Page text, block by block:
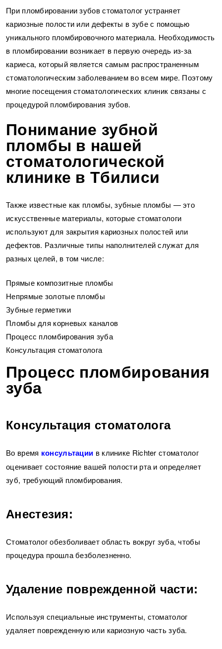
При пломбировании зубов стоматолог устраняет
кариозные полости или дефекты в зубе с помощью
уникального пломбировочного материала. Необходимость
в пломбировании возникает в первую очередь из-за
кариеса, который является самым распространенным
стоматологическим заболеванием во всем мире. Поэтому
многие посещения стоматологических клиник связаны с
процедурой пломбирования зубов.
Понимание зубной
пломбы в нашей
стоматологической
клинике в Тбилиси
Также известные как пломбы, зубные пломбы — это
искусственные материалы, которые стоматологи
используют для закрытия кариозных полостей или
дефектов. Различные типы наполнителей служат для
разных целей, в том числе:
Прямые композитные пломбы
Непрямые золотые пломбы
Зубные герметики
Пломбы для корневых каналов
Процесс пломбирования зуба
Консультация стоматолога
Процесс пломбирования
зуба
Консультация стоматолога
Во время консультации в клинике Richter стоматолог
оценивает состояние вашей полости рта и определяет
зуб, требующий пломбирования.
Анестезия:
Стоматолог обезболивает область вокруг зуба, чтобы
процедура прошла безболезненно.
Удаление поврежденной части:
Используя специальные инструменты, стоматолог
удаляет поврежденную или кариозную часть зуба.